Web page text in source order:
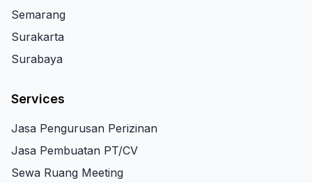
Semarang
Surakarta
Surabaya
Services
Jasa Pengurusan Perizinan
Jasa Pembuatan PT/CV
Sewa Ruang Meeting